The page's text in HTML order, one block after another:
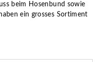
beim Hosenbund sowie
ein grosses Sortiment